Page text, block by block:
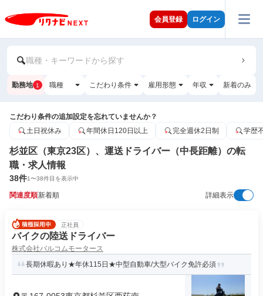
会員登録 ログイン
職種・キーワードから探す
勤務地 1 職種 こだわり条件 雇用形態 年収 新着のみ
こだわり条件の追加設定を忘れていませんか？
土日祝休み
年間休日120日以上 完全週休2日制 学歴
杉並区（東京23区）、運送ドライバー（中長距離）の転
職・求人情報
38件1〜38件目を表示中
関連度順新着順 詳細表示
正社員
バイクの陸送ドライバー
株式会社バルコムモータース
長期休暇あり★年休115日★中型自動車/大型バイク免許必須